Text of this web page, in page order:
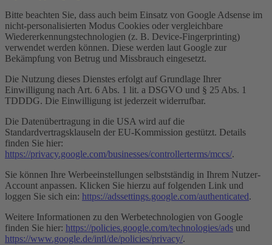
Bitte beachten Sie, dass auch beim Einsatz von Google Adsense im
nicht-personalisierten Modus Cookies oder vergleichbare
Wiedererkennungstechnologien (z. B. Device-Fingerprinting)
verwendet werden können. Diese werden laut Google zur
Bekämpfung von Betrug und Missbrauch eingesetzt.
Die Nutzung dieses Dienstes erfolgt auf Grundlage Ihrer
Einwilligung nach Art. 6 Abs. 1 lit. a DSGVO und § 25 Abs. 1
TDDDG. Die Einwilligung ist jederzeit widerrufbar.
Die Datenübertragung in die USA wird auf die
Standardvertragsklauseln der EU-Kommission gestützt. Details
finden Sie hier:
https://privacy.google.com/businesses/controllerterms/mccs/.
Sie können Ihre Werbeeinstellungen selbstständig in Ihrem Nutzer-
Account anpassen. Klicken Sie hierzu auf folgenden Link und
loggen Sie sich ein: https://adssettings.google.com/authenticated.
Weitere Informationen zu den Werbetechnologien von Google
finden Sie hier: https://policies.google.com/technologies/ads und
https://www.google.de/intl/de/policies/privacy/.